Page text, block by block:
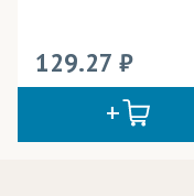
129.27